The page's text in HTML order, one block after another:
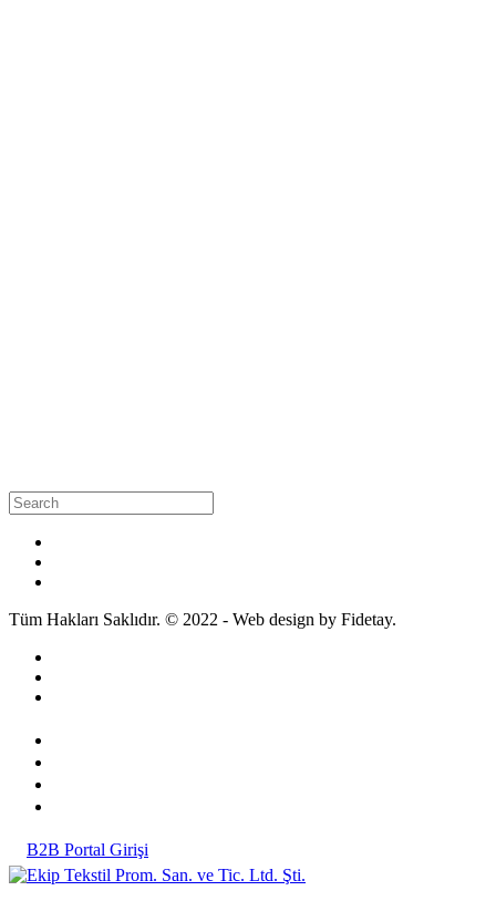
Tüm Hakları Saklıdır. © 2022 - Web design by Fidetay.
B2B Portal Girişi